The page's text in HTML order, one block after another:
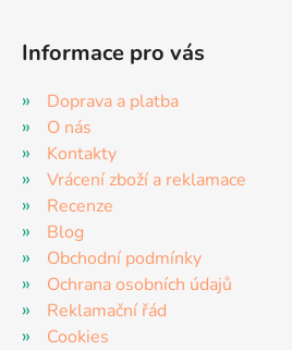
Informace pro vás
Doprava a platba
O nás
Kontakty
Vrácení zboží a reklamace
Recenze
Blog
Obchodní podmínky
Ochrana osobních údajů
Reklamační řád
Cookies